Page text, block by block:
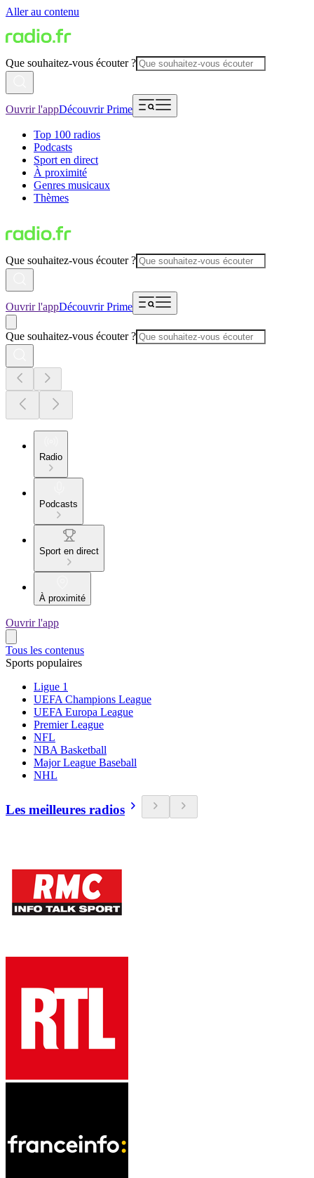
Aller au contenu
Que souhaitez-vous écouter ?
Ouvrir l'appDécouvrir Prime
Top 100 radios
Podcasts
Sport en direct
À proximité
Genres musicaux
Thèmes
Que souhaitez-vous écouter ?
Ouvrir l'appDécouvrir Prime
Que souhaitez-vous écouter ?
Radio
Podcasts
Sport en direct
À proximité
Ouvrir l'app
Tous les contenus
Sports populaires
Ligue 1
UEFA Champions League
UEFA Europa League
Premier League
NFL
NBA Basketball
Major League Baseball
NHL
Les meilleures radios